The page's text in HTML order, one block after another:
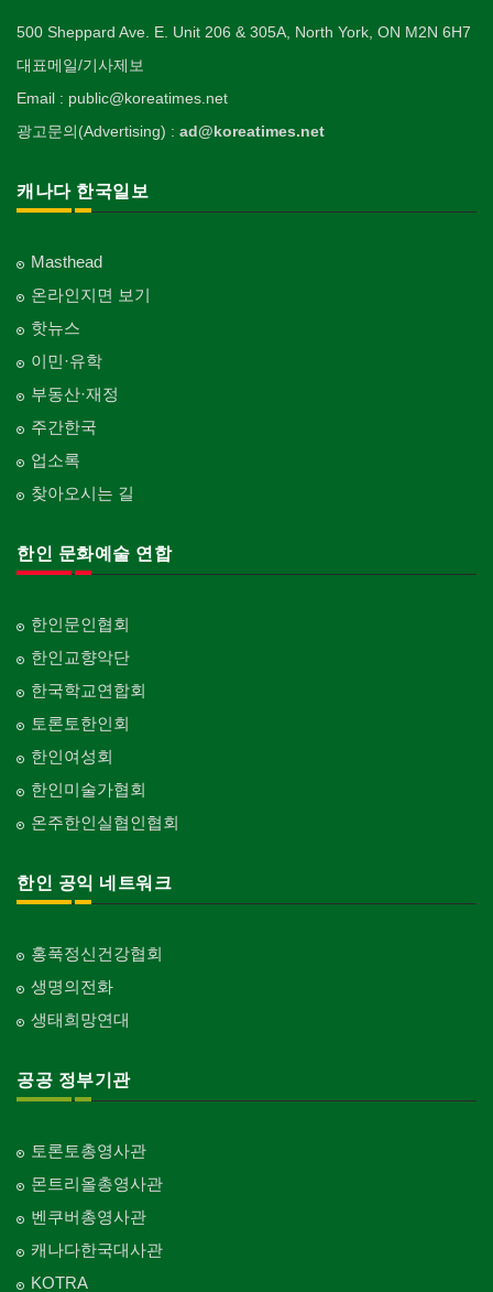
500 Sheppard Ave. E. Unit 206 & 305A, North York, ON M2N 6H7
대표메일/기사제보
Email : public@koreatimes.net
광고문의(Advertising) : ad@koreatimes.net
캐나다 한국일보
Masthead
온라인지면 보기
핫뉴스
이민·유학
부동산·재정
주간한국
업소록
찾아오시는 길
한인 문화예술 연합
한인문인협회
한인교향악단
한국학교연합회
토론토한인회
한인여성회
한인미술가협회
온주한인실협인협회
한인 공익 네트워크
홍푹정신건강협회
생명의전화
생태희망연대
공공 정부기관
토론토총영사관
몬트리올총영사관
벤쿠버총영사관
캐나다한국대사관
KOTRA